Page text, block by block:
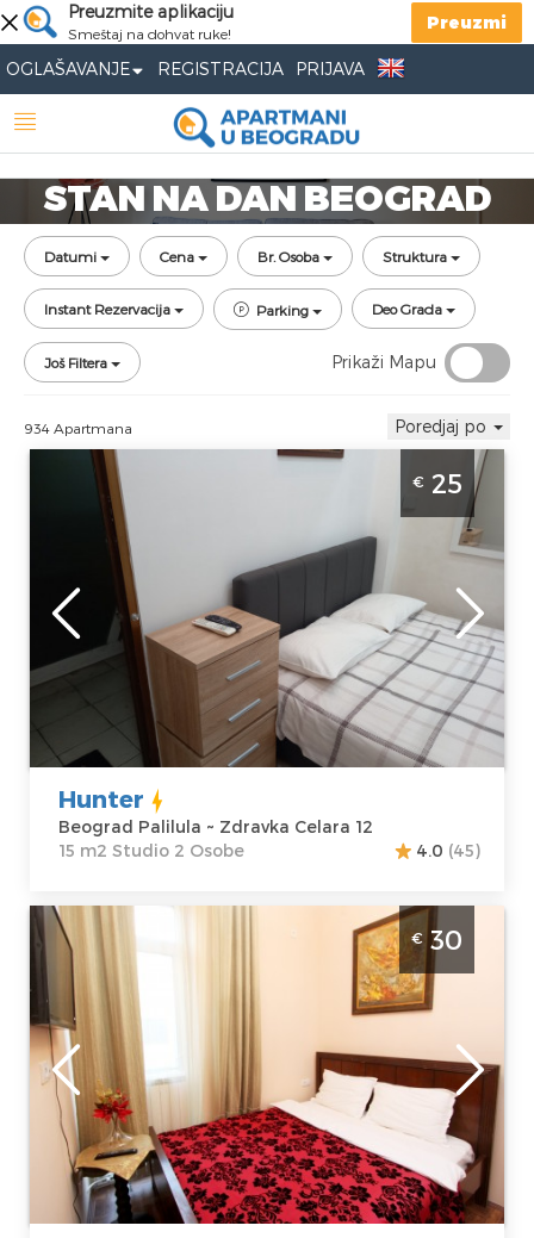
Preuzmite aplikaciju
Smeštaj na dohvat ruke!
Preuzmi
OGLAŠAVANJE REGISTRACIJA PRIJAVA
STAN NA DAN BEOGRAD
Datumi Cena Br. Osoba Struktura
Instant Rezervacija Parking Deo Grada
Još Filtera Prikaži Mapu
934 Apartmana Poredjaj po
Studio Apartman Hunter Beograd Palilula
Apartman Hunter nalazi se nedaleko od
Hale Pionir, predvidjen je za 2 osobe
Beograd
Lokacija:
Beograd Palilula
Adresa:
Zdravka
25 €
Gosti:
Kvadratura : 15
m2
Struktura :
Studio
€ 25
Hunter
Beograd Palilula ~ Zdravka Celara 12
15 m2 Studio 2 Osobe
4.0 (45)
Studio Apartman Eva 5 Beograd Centar
Beograd
Lokacija:
Beograd Centar
Adresa:
Trg
Nikole Pašića 1
Cena30 €
m2
Struktura :
Studio
€ 30